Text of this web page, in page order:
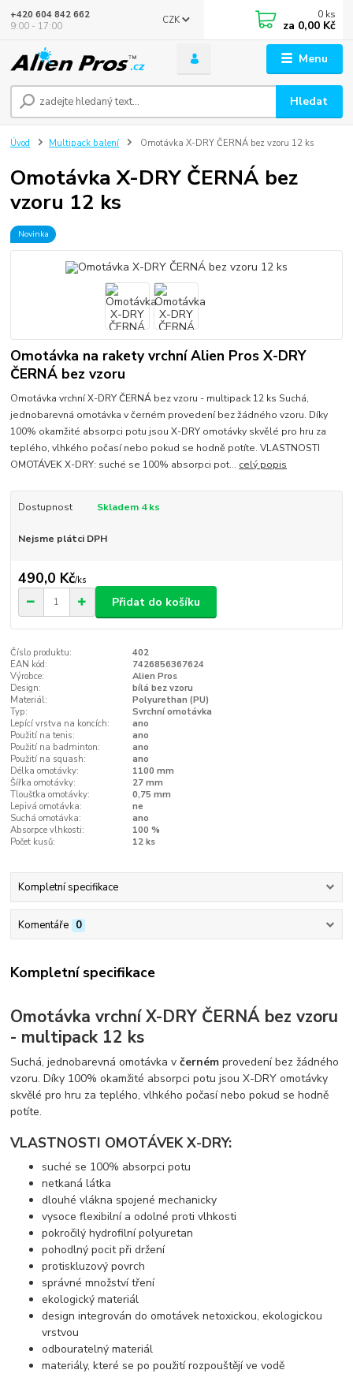
Menu
CZK
Hledat
+420 604 842 662
9:00 - 17:00
0 ks
za 0,00 Kč
Úvod Multipack balení Omotávka X-DRY ČERNÁ bez vzoru 12 ks
Omotávka X-DRY ČERNÁ bez
vzoru 12 ks
Novinka
Omotávka na rakety vrchní Alien Pros X-DRY
ČERNÁ bez vzoru
Omotávka vrchní X-DRY ČERNÁ bez vzoru - multipack 12 ks Suchá,
jednobarevná omotávka v černém provedení bez žádného vzoru. Díky
100% okamžité absorpci potu jsou X-DRY omotávky skvělé pro hru za
teplého, vlhkého počasí nebo pokud se hodně potíte. VLASTNOSTI
OMOTÁVEK X-DRY: suché se 100% absorpci pot... celý popis
Dostupnost Skladem 4 ks
Nejsme plátci DPH
490,0 Kč/ks
Přidat do košíku
Číslo produktu:
402
EAN kód:
7426856367624
Výrobce:
Alien Pros
Design:
bílá bez vzoru
Materiál:
Polyurethan (PU)
Typ:
Svrchní omotávka
Lepící vrstva na koncích:
ano
Použití na tenis:
ano
Použití na badminton:
ano
Použití na squash:
ano
Délka omotávky:
1100 mm
Šířka omotávky:
27 mm
Tloušťka omotávky:
0,75 mm
Lepivá omotávka:
ne
Suchá omotávka:
ano
Absorpce vlhkosti:
100 %
Počet kusů:
12 ks
Kompletní specifikace
Komentáře 0
Kompletní specifikace
Omotávka vrchní X-DRY ČERNÁ bez vzoru
- multipack 12 ks
Suchá, jednobarevná omotávka včerném provedení bez žádného
vzoru. Díky 100% okamžité absorpci potu jsou X-DRY omotávky
skvělé pro hru za teplého, vlhkého počasí nebo pokud se hodně
potíte.
VLASTNOSTI OMOTÁVEK X-DRY:
suché se 100% absorpci potu
netkaná látka
dlouhé vlákna spojené mechanicky
vysoce flexibilní a odolné proti vlhkosti
pokročilý hydrofilní polyuretan
pohodlný pocit při držení
protiskluzový povrch
správné množství tření
ekologický materiál
design integrován do omotávek netoxickou, ekologickou
vrstvou
odbouratelný materiál
materiály, které se po použití rozpouštějí ve vodě